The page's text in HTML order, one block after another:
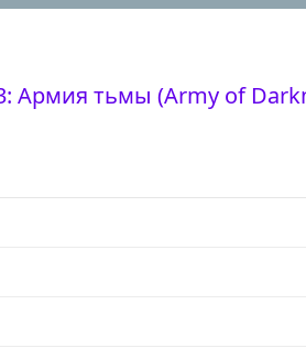
Армия тьмы (Army of